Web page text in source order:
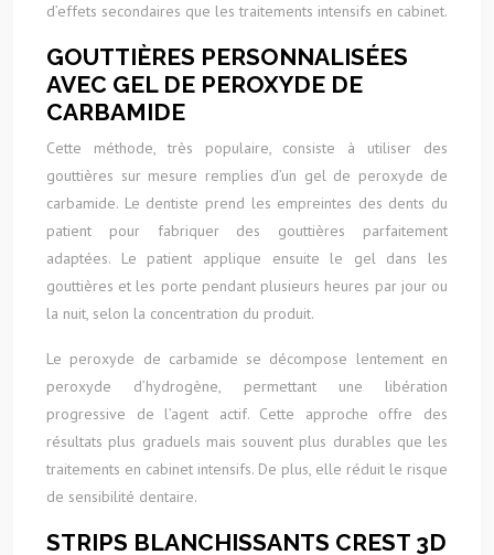
d’effets secondaires que les traitements intensifs en cabinet.
GOUTTIÈRES PERSONNALISÉES
AVEC GEL DE PEROXYDE DE
CARBAMIDE
Cette méthode, très populaire, consiste à utiliser des
gouttières sur mesure remplies d’un gel de peroxyde de
carbamide. Le dentiste prend les empreintes des dents du
patient pour fabriquer des gouttières parfaitement
adaptées. Le patient applique ensuite le gel dans les
gouttières et les porte pendant plusieurs heures par jour ou
la nuit, selon la concentration du produit.
Le peroxyde de carbamide se décompose lentement en
peroxyde d’hydrogène, permettant une libération
progressive de l’agent actif. Cette approche offre des
résultats plus graduels mais souvent plus durables que les
traitements en cabinet intensifs. De plus, elle réduit le risque
de sensibilité dentaire.
STRIPS BLANCHISSANTS CREST 3D